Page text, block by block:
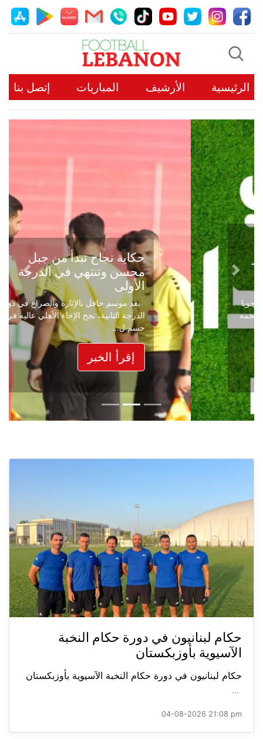
الرئيسية الأرشيف المباريات إتصل بنا
حكاية نجاح تبدأ من جبل
محسن وتنتهي في الدرجة
الأولى
بعد موسم حافل بالإثارة والصراع في دوري
الدرجة الثانية، نجح الإخاء الأهلي عاليه في
حسم ل...
إقرأ الخبر
Previous
Next
حكام لبنانيون في دورة حكام النخبة
الآسيوية بأوزبكستان
حكام لبنانيون في دورة حكام النخبة الآسيوية بأوزبكستان
...
04-08-2026 21:08 pm